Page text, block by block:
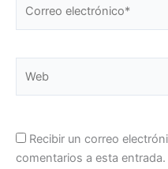
electrónico*
Recibir un correo
comentarios a esta entrada.